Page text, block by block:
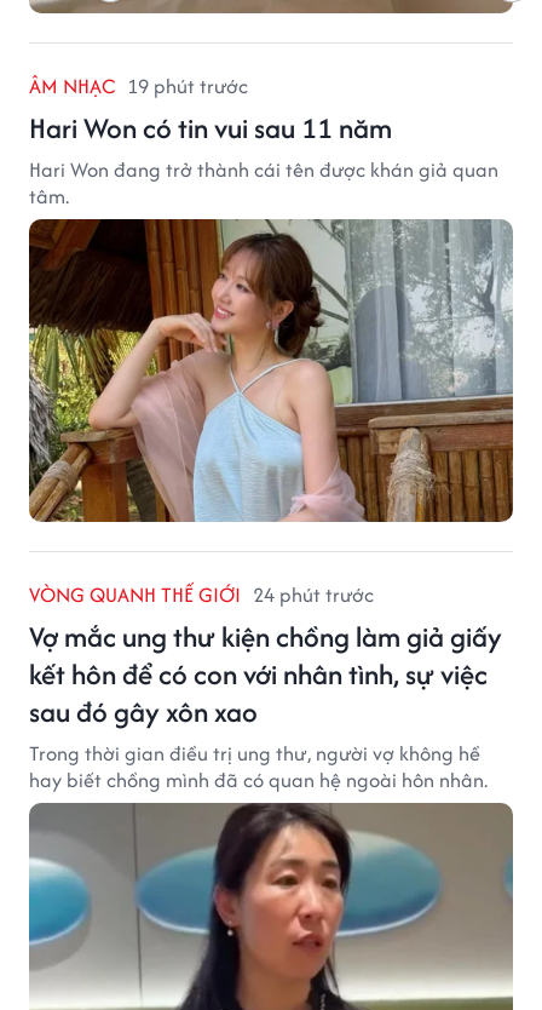
ÂM NHẠC 19 phút trước
Hari Won có tin vui sau 11 năm
Hari Won đang trở thành cái tên được khán giả quan
tâm.
VÒNG QUANH THẾ GIỚI 24 phút trước
Vợ mắc ung thư kiện chồng làm giả giấy
kết hôn để có con với nhân tình, sự việc
sau đó gây xôn xao
Trong thời gian điều trị ung thư, người vợ không hề
hay biết chồng mình đã có quan hệ ngoài hôn nhân.